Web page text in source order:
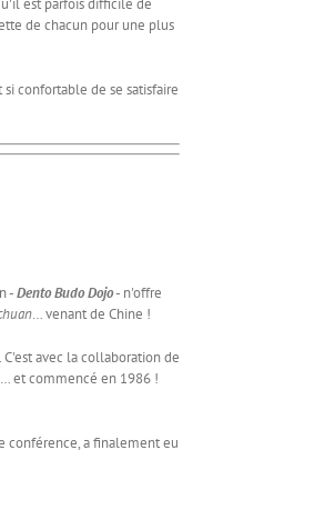
est parfois difficile de
de chacun pour une plus
confortable de se satisfaire
-Dento Budo Dojo- n'offre
… venant de Chine !
C'est avec la collaboration de
et commencé en 1986 !
conférence, a finalement eu